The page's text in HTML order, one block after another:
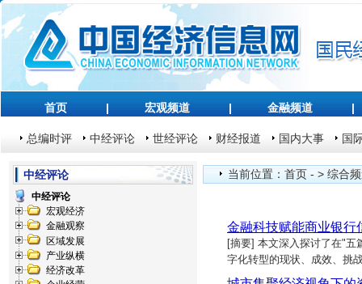
首页 | 宏观频道 | 金融频道 |
总编时评 中经评论 世经评论 财经报道 国内大事 国
中经评论
中经评论
宏观经济
金融观察
区域发展
产业纵横
经济改革
当前位置： 首页 - > 综合
金融科技赋能商业银行
[摘要] 本文深入探讨了在"五
字化转型的现状、成效、挑